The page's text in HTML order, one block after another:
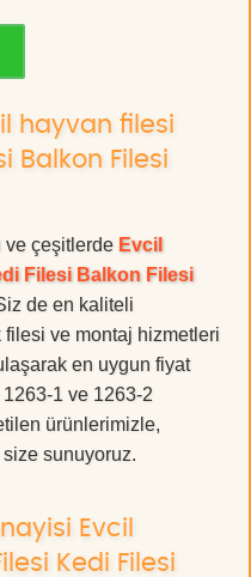
hayvan filesi
Balkon Filesi
ve çeşitlerde Evcil
Filesi Balkon Filesi
de en kaliteli
ve montaj hizmetleri
en uygun fiyat
1 ve 1263-2
ürünlerimizle,
size sunuyoruz.
Evcil
Kedi Filesi